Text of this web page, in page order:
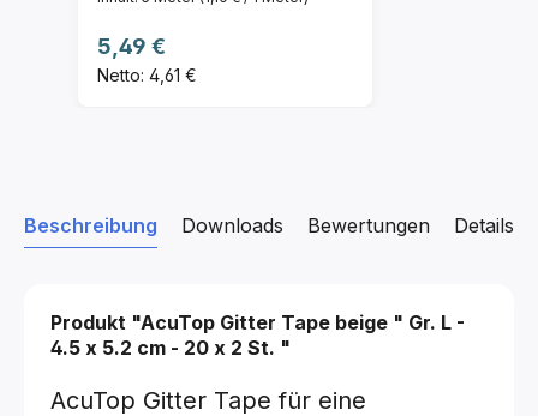
Regulärer Preis:
5,49 €
Netto: 4,61 €
Beschreibung Downloads Details
Bewertungen
Produkt "AcuTop Gitter Tape beige " Gr. L -
4.5 x 5.2 cm - 20 x 2 St. "
AcuTop Gitter Tape für eine